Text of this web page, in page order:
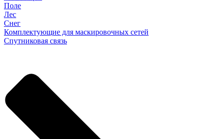
Поле
Лес
Снег
Комплектующие для маскировочных сетей
Спутниковая связь